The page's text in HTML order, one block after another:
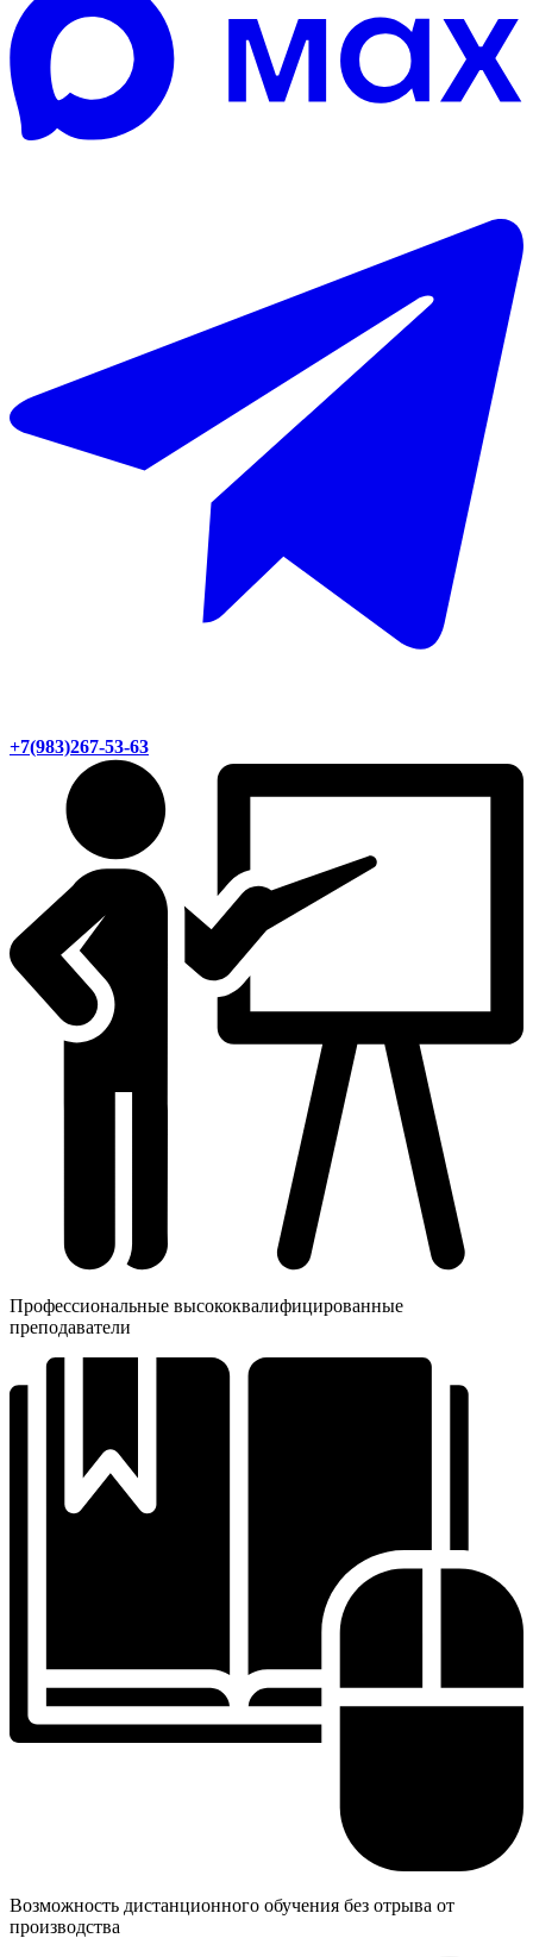
+7(983)267-53-63
Профессиональные высококвалифицированные
преподаватели
Возможность дистанционного обучения без отрыва от
производства